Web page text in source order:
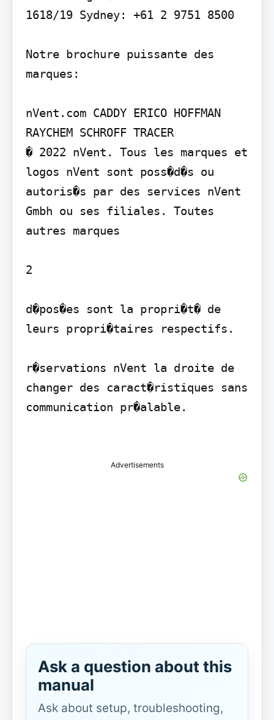
1618/19 Sydney: +61 2 9751 8500
Notre brochure puissante des
marques:
nVent.com CADDY ERICO HOFFMAN
RAYCHEM SCHROFF TRACER
� 2022 nVent. Tous les marques et
logos nVent sont poss�d�s ou
autoris�s par des services nVent
Gmbh ou ses filiales. Toutes
autres marques
2
d�pos�es sont la propri�t� de
leurs propri�taires respectifs.
r�servations nVent la droite de
changer des caract�ristiques sans
communication pr�alable.
Advertisements
Ask a question about this
manual
Ask about setup, troubleshooting,